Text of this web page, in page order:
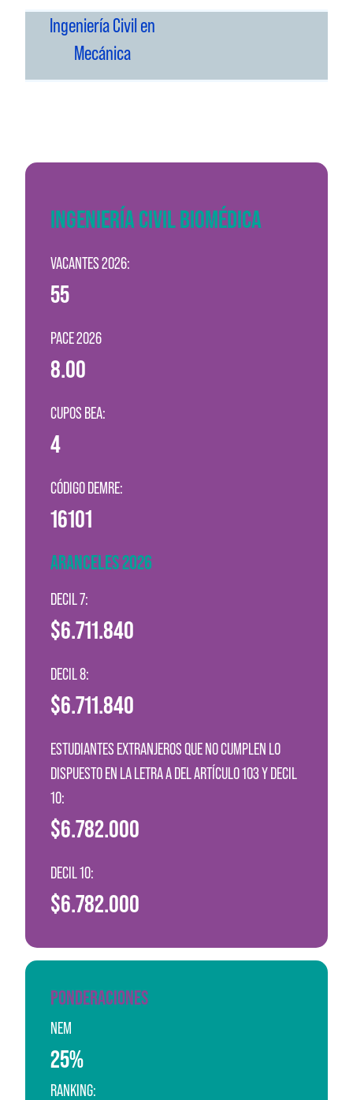
Ingeniería Civil en
Mecánica
INGENIERÍA CIVIL BIOMÉDICA
VACANTES 2026:
55
PACE 2026
8.00
CUPOS BEA:
4
CÓDIGO DEMRE:
16101
ARANCELES 2026
DECIL 7:
$6.711.840
DECIL 8:
$6.711.840
ESTUDIANTES EXTRANJEROS QUE NO CUMPLEN LO
DISPUESTO EN LA LETRA A DEL ARTÍCULO 103 Y DECIL
10:
$6.782.000
DECIL 10:
$6.782.000
PONDERACIONES
NEM
25%
RANKING: